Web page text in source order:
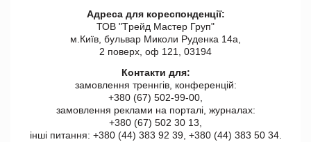
Адреса для кореспонденції:
ТОВ "Tрейд Мастер Груп"
м.Київ, бульвар Миколи Руденка 14а,
2 поверх, оф 121, 03194
Контакти для:
замовлення треннгів, конференцій:
+380 (67) 502-99-00,
замовлення реклами на порталі, журналах:
+380 (67) 502 30 13,
інші питання: +380 (44) 383 92 39, +380 (44) 383 50 34.